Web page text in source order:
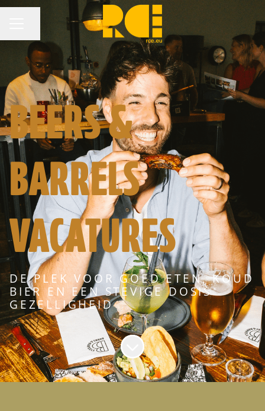
CARRIÈREMENU
Pagina delen
BEERS &
BARRELS
VACATURES
DE PLEK VOOR GOED ETEN, KOUD
BIER EN EEN STEVIGE DOSIS
GEZELLIGHEID
Naar content scrollen